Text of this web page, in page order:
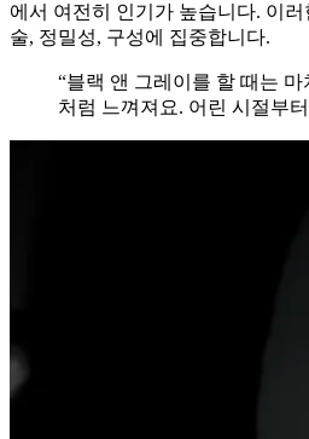
에서 여전히 인기가 높습니다. 이러
술, 정밀성, 구성에 집중합니다.
“블랙 앤 그레이를 할 때는
처럼 느껴져요. 어린 시절부